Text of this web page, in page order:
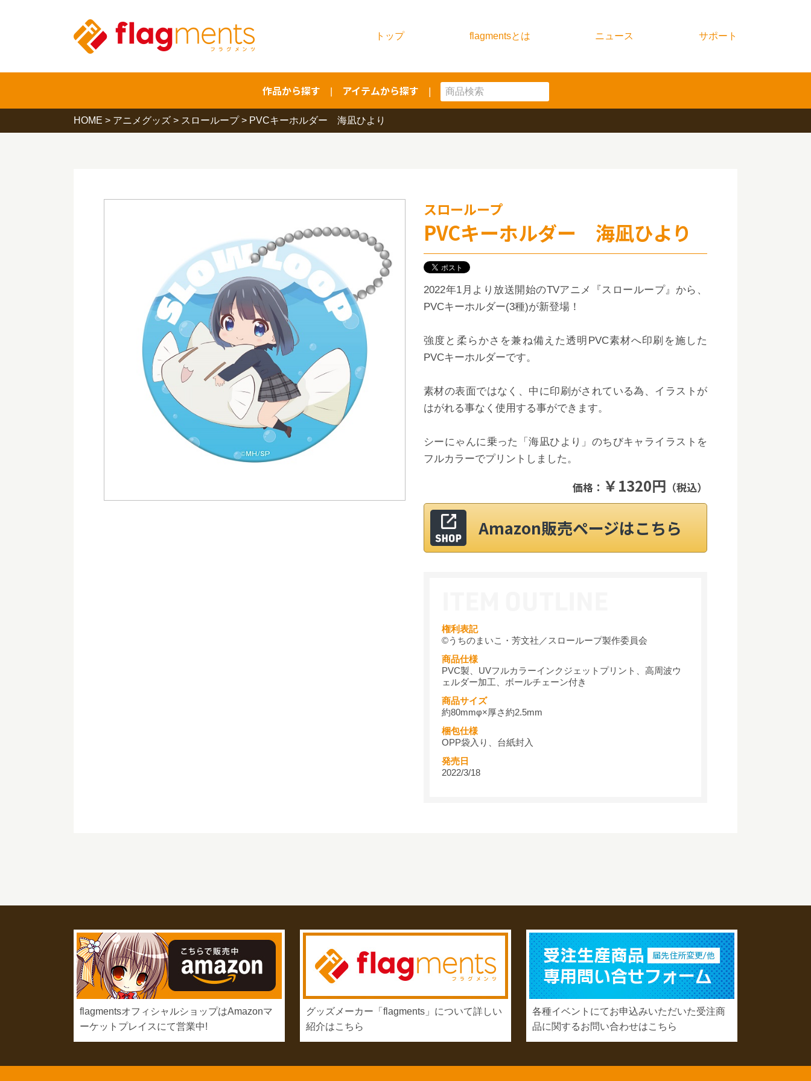
トップ flagmentsとは ニュース サポート
作品から探す アイテムから探す
HOME > アニメグッズ > スローループ> PVCキーホルダー 海凪ひより
スローループ
PVCキーホルダー 海凪ひより
2022年1月より放送開始のTVアニメ『スローループ』から、
PVCキーホルダー(3種)が新登場！
強度と柔らかさを兼ね備えた透明PVC素材へ印刷を施した
PVCキーホルダーです。
素材の表面ではなく、中に印刷がされている為、イラストが
はがれる事なく使用する事ができます。
シーにゃんに乗った「海凪ひより」のちびキャライラストを
フルカラーでプリントしました。
価格： ￥1320円 （税込）
Amazon販売ページはこちら
権利表記
©うちのまいこ・芳文社／スローループ製作委員会
商品仕様
PVC製、UVフルカラーインクジェットプリント、高周波ウ
ェルダー加工、ボールチェーン付き
商品サイズ
約80mmφ×厚さ約2.5mm
梱包仕様
OPP袋入り、台紙封入
発売日
2022/3/18
flagmentsオフィシャルショップはAmazonマ
ーケットプレイスにて営業中!
グッズメーカー「flagments」について詳しい
紹介はこちら
各種イベントにてお申込みいただいた受注商
品に関するお問い合わせはこちら